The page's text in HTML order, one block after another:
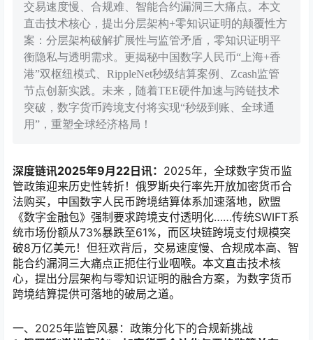
交易速度慢、合规难、智能合约漏洞三大痛点。本文
直击技术核心，提出分层架构+零知识证明的颠覆性方
案：分层架构破解扩展性与监管矛盾，零知识证明平
衡隐私与透明需求。更揭秘中国数字人民币“上海+香
港”双枢纽模式、RippleNet秒级结算案例、Zcash监管
节点创新实践。未来，随着TEE硬件加速与跨链技术
突破，数字货币跨境支付将实现“秒级到账、全球通
用”，重塑全球经济格局！
深度链讯2025年9月22日讯： 2025年，全球数字货币监
管政策迎来历史性转折！俄罗斯央行率先开放加密货币合
法购买，中国数字人民币跨境结算体系加速落地，欧盟
《数字金融包》强制要求跨境支付透明化……传统SWIFT系
统市场份额从73%暴跌至61%，而区块链跨境支付规模突
破8万亿美元！但狂欢背后，交易速度慢、合规成本高、智
能合约漏洞三大痛点正扼住行业咽喉。本文直击技术核
心，提出分层架构与零知识证明的融合方案，为数字货币
跨境结算提供可落地的破局之道。
一、2025年监管风暴：政策分化下的合规新挑战